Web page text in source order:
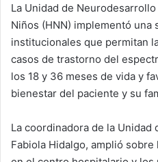
La Unidad de
Niños (HNN) implementó una
institucionales que permitan
casos de trastorno del
los 18 y 36 meses de vida y
bienestar del paciente y su
La coordinadora de la
Fabiola Hidalgo, amplió